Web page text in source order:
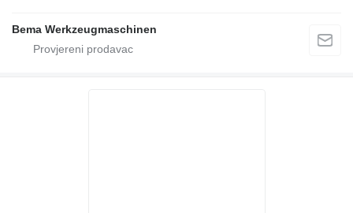
Bema Werkzeugmaschinen